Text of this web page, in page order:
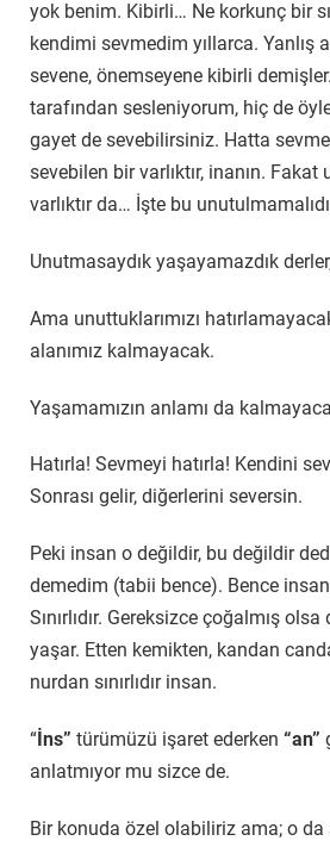
yok benim. Kibirli… Ne korkunç bir
kendimi sevmedim yıllarca. Yanlış
sevene, önemseyene kibirli
tarafından sesleniyorum, hiç de
gayet de sevebilirsiniz. Hatta
sevebilen bir varlıktır, inanın.
varlıktır da… İşte bu
Unutmasaydık yaşayamazdık
Ama unuttuklarımızı
alanımız kalmayacak.
Yaşamamızın anlamı da
Hatırla! Sevmeyi hatırla! Kendini
Sonrası gelir, diğerlerini seversin.
Peki insan o değildir, bu değildir
demedim (tabii bence). Bence insan
Sınırlıdır. Gereksizce çoğalmış olsa
yaşar. Etten kemikten, kandan
nurdan sınırlıdır insan.
“İns” türümüzü işaret ederken “an”
anlatmıyor mu sizce de.
Bir konuda özel olabiliriz ama; o da